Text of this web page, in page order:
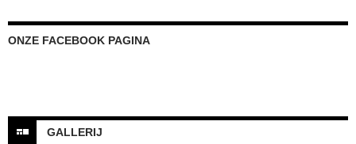
ONZE FACEBOOK PAGINA
GALLERIJ